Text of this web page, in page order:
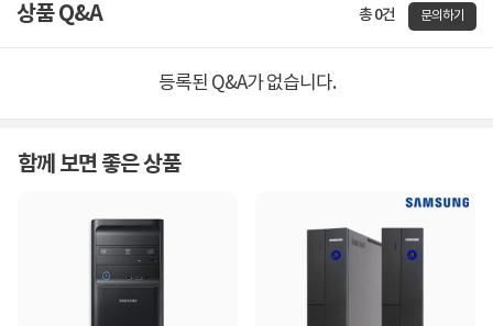
상품 Q&A 총 0건 문의하기
등록된 Q&A가 없습니다.
함께 보면 좋은 상품